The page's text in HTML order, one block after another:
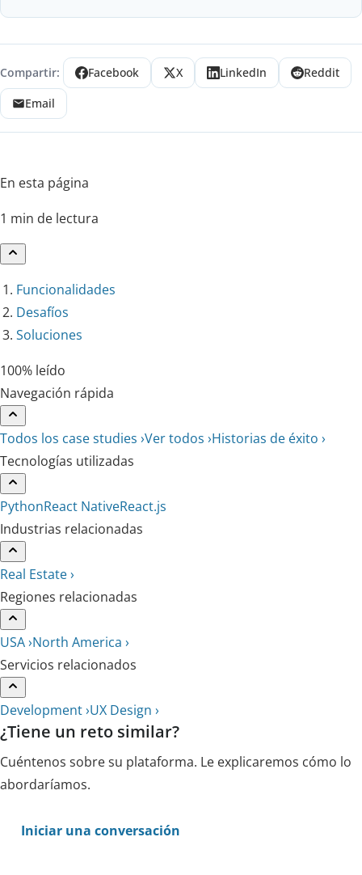
Compartir: Facebook X LinkedIn
Reddit
Email
En esta página
1 min de lectura
Funcionalidades
Desafíos
Soluciones
100% leído
Navegación rápida
Todos los case studies ›Ver todos ›Historias de éxito ›
Tecnologías utilizadas
PythonReact NativeReact.js
Industrias relacionadas
Real Estate ›
Regiones relacionadas
USA ›North America ›
Servicios relacionados
Development ›UX Design ›
¿Tiene un reto similar?
Cuéntenos sobre su plataforma. Le explicaremos cómo lo
abordaríamos.
Iniciar una conversación